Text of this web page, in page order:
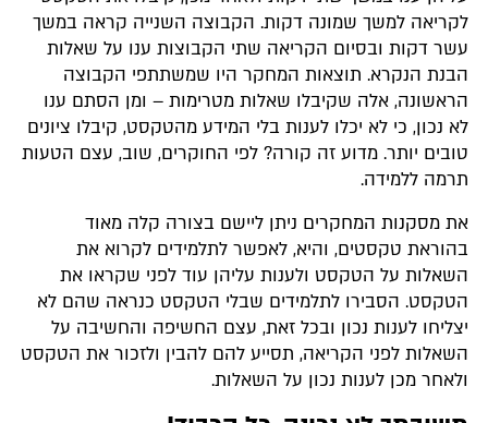
לקריאה למשך שמונה דקות. הקבוצה השנייה קראה במשך
עשר דקות ובסיום הקריאה שתי הקבוצות ענו על שאלות
הבנת הנקרא. תוצאות המחקר היו שמשתתפי הקבוצה
הראשונה, אלה שקיבלו שאלות מטרימות – ומן הסתם ענו
לא נכון, כי לא יכלו לענות בלי המידע מהטקסט, קיבלו ציונים
טובים יותר. מדוע זה קורה? לפי החוקרים, שוב, עצם הטעות
תרמה ללמידה.
את מסקנות המחקרים ניתן ליישם בצורה קלה מאוד
בהוראת טקסטים, והיא, לאפשר לתלמידים לקרוא את
השאלות על הטקסט ולענות עליהן עוד לפני שקראו את
הטקסט. הסבירו לתלמידים שבלי הטקסט כנראה שהם לא
יצליחו לענות נכון ובכל זאת, עצם החשיפה והחשיבה על
השאלות לפני הקריאה, תסייע להם להבין ולזכור את הטקסט
ולאחר מכן לענות נכון על השאלות.